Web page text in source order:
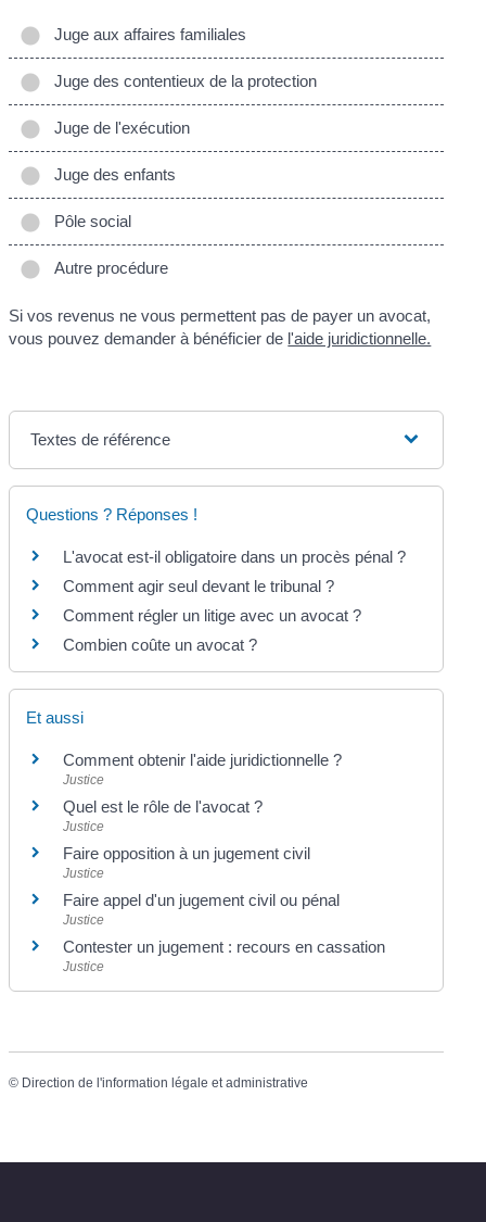
Juge aux affaires familiales
Juge des contentieux de la protection
Juge de l'exécution
Juge des enfants
Pôle social
Autre procédure
Si vos revenus ne vous permettent pas de payer un avocat,
vous pouvez demander à bénéficier de l'aide juridictionnelle.
Textes de référence
Questions ? Réponses !
L'avocat est-il obligatoire dans un procès pénal ?
Comment agir seul devant le tribunal ?
Comment régler un litige avec un avocat ?
Combien coûte un avocat ?
Et aussi
Comment obtenir l'aide juridictionnelle ?
Justice
Quel est le rôle de l'avocat ?
Justice
Faire opposition à un jugement civil
Justice
Faire appel d'un jugement civil ou pénal
Justice
Contester un jugement : recours en cassation
Justice
© Direction de l'information légale et administrative